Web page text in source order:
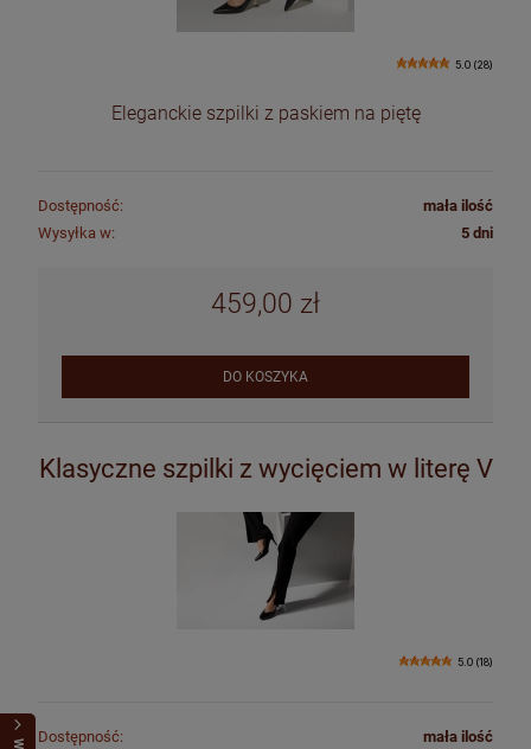
5.0 (28)
Eleganckie szpilki z paskiem na piętę
Dostępność:
mała ilość
Wysyłka w:
5 dni
459,00 zł
DO KOSZYKA
Klasyczne szpilki z wycięciem w literę V
5.0 (18)
Dostępność: mała ilość